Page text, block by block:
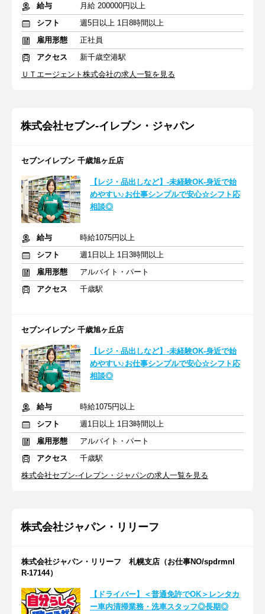
給与
月給 200000円以上
シフト
週5日以上 1日8時間以上
雇用形態
正社員
アクセス
新千歳空港駅
ＵＴエージェント株式会社の求人一覧を見る
株式会社セブン-イレブン・ジャパン
セブンイレブン 千歳旭ヶ丘店
【レジ・品出しなど】-未経験OK-身近で始
めやすい♪お仕事シンプルで安心☆シフト応
相談◎
給与
時給1075円以上
シフト
週1日以上 1日3時間以上
雇用形態
アルバイト・パート
アクセス
千歳駅
セブンイレブン 千歳旭ヶ丘店
【レジ・品出しなど】-未経験OK-身近で始
めやすい♪お仕事シンプルで安心☆シフト応
相談◎
給与
時給1075円以上
シフト
週1日以上 1日3時間以上
雇用形態
アルバイト・パート
アクセス
千歳駅
株式会社セブン-イレブン・ジャパンの求人一覧を見る
株式会社ジャパン・リリーフ
株式会社ジャパン・リリーフ 札幌支店（お仕事NO/spdrmnl
R-17144）
【ドライバー】＜普通免許でOK＞レンタカ
ー車内清掃業務・洗車スタッフ◎長期◎